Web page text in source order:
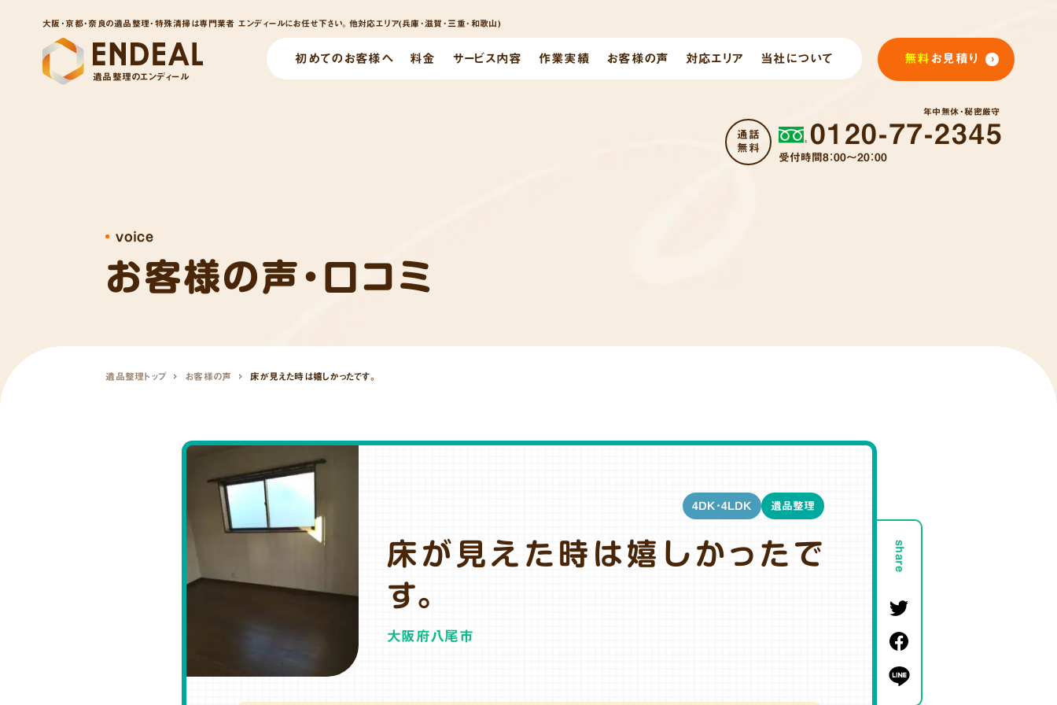
大阪・京都・奈良の遺品整理・特殊清掃は専門業者 エンディールにお任せ下さい。他対応エリア(兵庫･滋賀･三重･和歌山)
遺品整理のエンディール
初めてのお客様へ 料金 サービス内容 作業実績 お客様の声 対応エリア 当社について 無料お見積り
0120-77-2345
受付時間8：00～20：00
通話
無料
年中無休・秘密厳守
お客様の声・口コミ
voice
遺品整理トップ お客様の声 床が見えた時は嬉しかったです。
床が見えた時は嬉しかったで
す。
大阪府八尾市
4DK・4LDK 遺品整理
share